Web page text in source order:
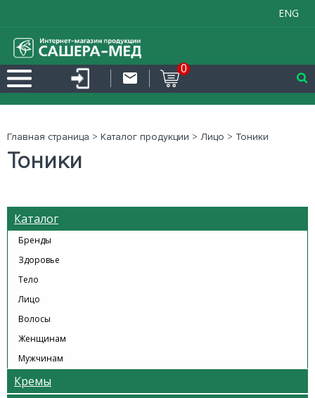
ENG
0
Главная страница > Каталог продукции > Лицо > Тоники
Тоники
Каталог
Бренды
Здоровье
Тело
Лицо
Волосы
Женщинам
Мужчинам
Кремы